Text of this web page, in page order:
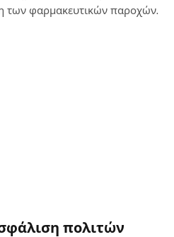
των φαρμακευτικών παροχών.
πολιτών